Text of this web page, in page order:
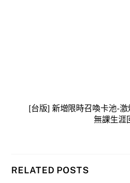
[台版] 新增限時召喚卡池-激
無課生涯
RELATED POSTS